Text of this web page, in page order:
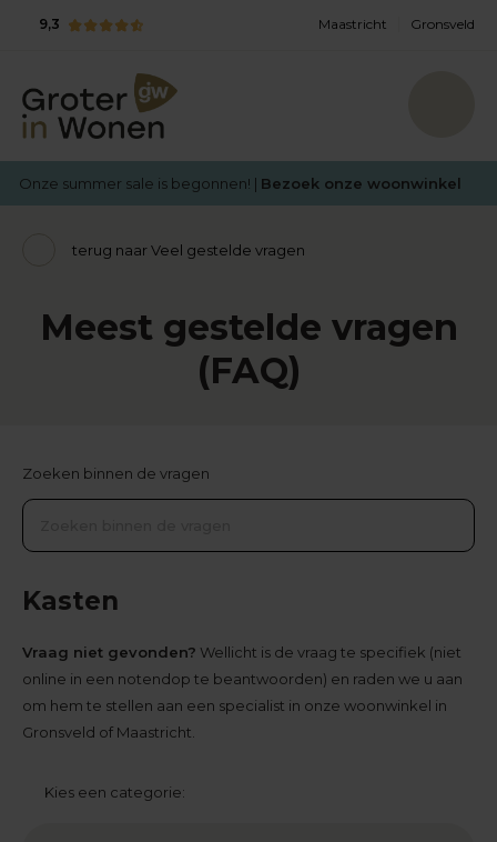
9,3 Maastricht Gronsveld
Onze summer sale is begonnen! | Bezoek onze woonwinkel
terug naar Veel gestelde vragen
Meest gestelde vragen
(FAQ)
Kies een categorie:
Zoeken binnen de vragen
Kasten
Vraag niet gevonden? Wellicht is de vraag te specifiek (niet
online in een notendop te beantwoorden) en raden we u aan
om hem te stellen aan een specialist in onze woonwinkel in
Gronsveld of Maastricht.